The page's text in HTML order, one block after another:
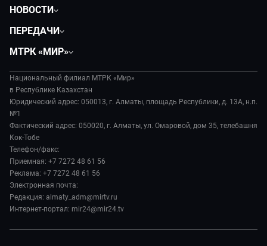
НОВОСТИ
Экономика
Происшествия
Наука и технологии
Здоровье и медицина
Спорт
Авто
Культура
ПЕРЕДАЧИ
Вместе выгодно
Евразия. Культурно
Евразия. Регионы
Наши иностранцы
Пять причин поехать в...
Сделано в Содружестве
МТРК «МИР»
История
Руководство
Лица мира
Новости
Пресса о нас
Карьера
Реклама
Обратная связь
Национальный филиал МТРК «Мир»
в Республике Казахстан
Юридический адрес: 050013, г. Алматы, площадь Республики, д. 13А, н.п.
№1
Фактический адрес: 050020, г. Алматы, ул. Омаровой, дом 35, телебашня
Кок-Тобе
Телефон/факс:
Приемная: +7 7272 48 61 56
Реклама: +7 7272 48 61 56
Электронная почта:
Редакция: almaty_adm@mirtv.ru
Интернет-портал: mir24@mir24.tv